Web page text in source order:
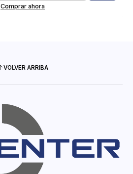
Comprar ahora
VOLVER ARRIBA